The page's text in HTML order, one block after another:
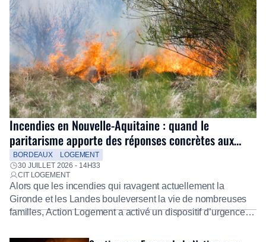
Incendies en Nouvelle-Aquitaine : quand le
paritarisme apporte des réponses concrètes aux
salariés
BORDEAUX
LOGEMENT
30 JUILLET 2026 - 14H33
CIT LOGEMENT
Alors que les incendies qui ravagent actuellement la
Gironde et les Landes bouleversent la vie de nombreuses
familles, Action Logement a activé un dispositif d’urgence
Fidèle à sa mission d’utilité sociale, le Groupe mobilise